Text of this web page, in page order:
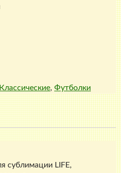
Классические, Футболки
сублимации LIFE,